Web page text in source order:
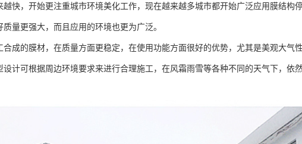
越快，开始更注重城市环境美化工作，现在越来越多城市都开始广泛应用膜结构
量更强大，而且应用的环境也更为广泛。
成的膜材，在质量方面更稳定，在使用功能方面很好的优势，尤其是美观大气
计可根据周边环境要求来进行合理施工，在风霜雨雪等各种不同的天气下，依